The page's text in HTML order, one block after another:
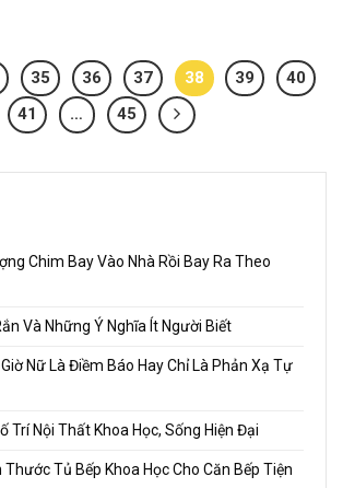
Chim Bay Vào Nhà Rồi Bay Ra Theo
Và Những Ý Nghĩa Ít Người Biết
Nữ Là Điềm Báo Hay Chỉ Là Phản Xạ Tự
Trí Nội Thất Khoa Học, Sống Hiện Đại
Thước Tủ Bếp Khoa Học Cho Căn Bếp Tiện
35 36 37 38 39
40
41
… 45